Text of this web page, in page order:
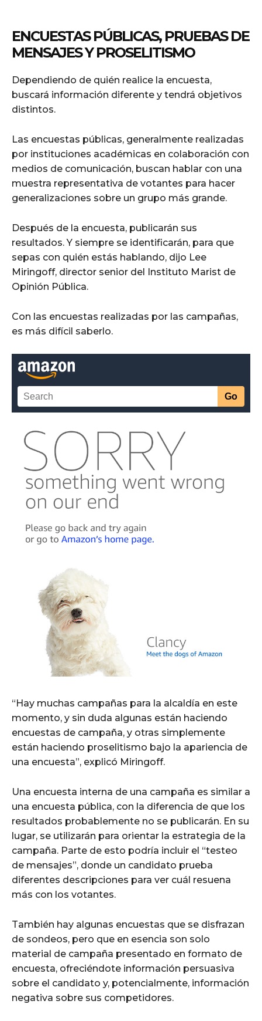
ENCUESTAS PÚBLICAS, PRUEBAS DE
MENSAJES Y PROSELITISMO
Dependiendo de quién realice la encuesta,
buscará información diferente y tendrá objetivos
distintos.
Las encuestas públicas, generalmente realizadas
por instituciones académicas en colaboración con
medios de comunicación, buscan hablar con una
muestra representativa de votantes para hacer
generalizaciones sobre un grupo más grande.
Después de la encuesta, publicarán sus
resultados. Y siempre se identificarán, para que
sepas con quién estás hablando, dijo Lee
Miringoff, director senior del Instituto Marist de
Opinión Pública.
Con las encuestas realizadas por las campañas,
es más difícil saberlo.
“Hay muchas campañas para la alcaldía en este
momento, y sin duda algunas están haciendo
encuestas de campaña, y otras simplemente
están haciendo proselitismo bajo la apariencia de
una encuesta”, explicó Miringoff.
Una encuesta interna de una campaña es similar a
una encuesta pública, con la diferencia de que los
resultados probablemente no se publicarán. En su
lugar, se utilizarán para orientar la estrategia de la
campaña. Parte de esto podría incluir el “testeo
de mensajes”, donde un candidato prueba
diferentes descripciones para ver cuál resuena
más con los votantes.
También hay algunas encuestas que se disfrazan
de sondeos, pero que en esencia son solo
material de campaña presentado en formato de
encuesta, ofreciéndote información persuasiva
sobre el candidato y, potencialmente, información
negativa sobre sus competidores.